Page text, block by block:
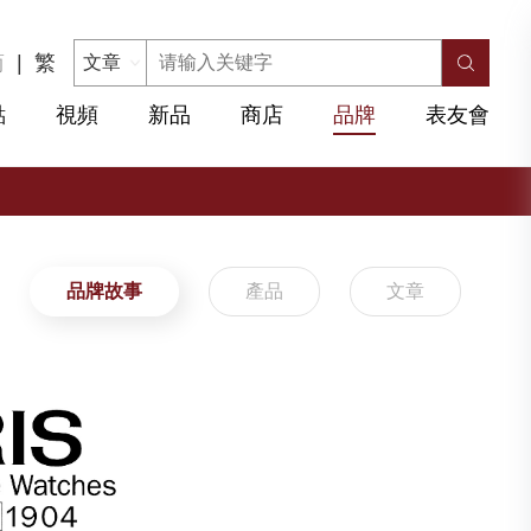
| 繁
視頻 新品 商店 品牌 表友會
品牌故事 產品 文章